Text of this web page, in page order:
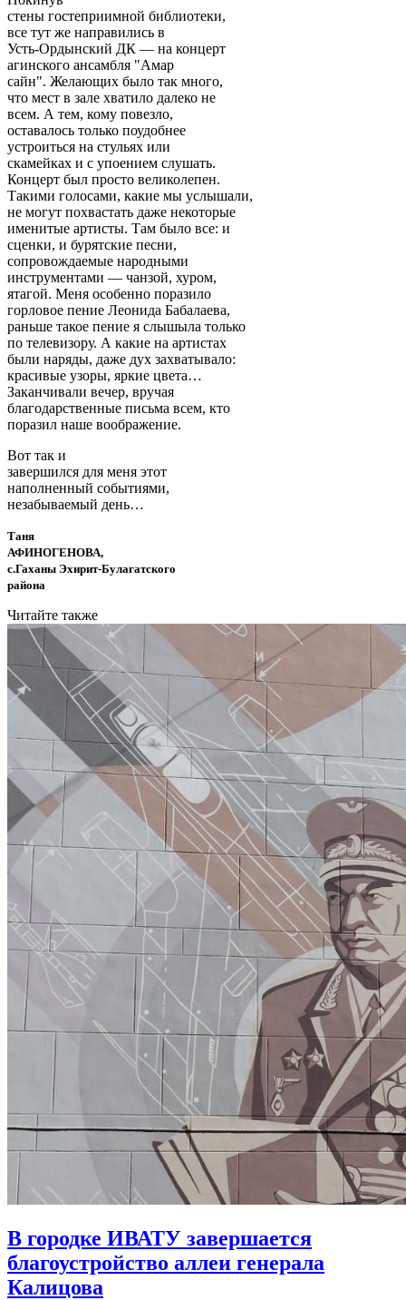
стены гостеприимной библиотеки,
все тут же направились в
Усть-Ордынский ДК — на концерт
агинского ансамбля "Амар
сайн". Желающих было так много,
что мест в зале хватило далеко не
всем. А тем, кому повезло,
оставалось только поудобнее
устроиться на стульях или
скамейках и с упоением слушать.
Концерт был просто великолепен.
Такими голосами, какие мы услышали,
не могут похвастать даже некоторые
именитые артисты. Там было все: и
сценки, и бурятские песни,
сопровождаемые народными
инструментами — чанзой, хуром,
ятагой. Меня особенно поразило
горловое пение Леонида Бабалаева,
раньше такое пение я слышыла только
по телевизору. А какие на артистах
были наряды, даже дух захватывало:
красивые узоры, яркие цвета…
Заканчивали вечер, вручая
благодарственные письма всем, кто
поразил наше воображение.
Вот так и
завершился для меня этот
наполненный событиями,
незабываемый день…
Таня
АФИНОГЕНОВА,
с.Гаханы Эхирит-Булагатского
района
Читайте также
В городке ИВАТУ завершается
благоустройство аллеи генерала
Калицова